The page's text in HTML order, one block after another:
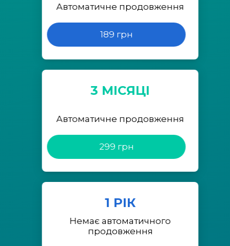
Автоматичне продовження
189 грн
3 МІСЯЦІ
Автоматичне продовження
299 грн
1 РІК
Немає автоматичного
продовження